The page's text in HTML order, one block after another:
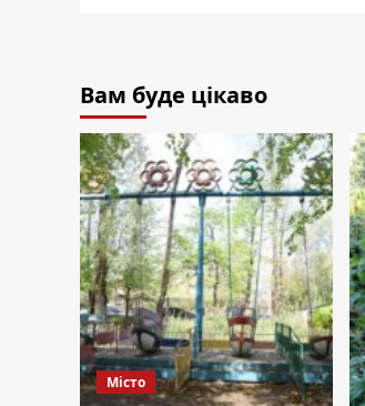
Вам буде цікаво
Місто